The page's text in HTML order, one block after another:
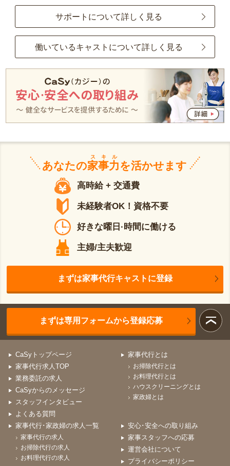
サポートについて詳しく見る
働いているキャストについて詳しく見る
あなたの家事力
スキル
を活かせます
高時給 + 交通費
未経験者OK！資格不要
好きな曜日·時間に働ける
主婦/主夫歓迎
まずは家事代行キャストに登録
まずは専用フォームから登録応募
CaSyトップページ
家事代行求人TOP
業務委託の求人
CaSyからのメッセージ
スタッフインタビュー
よくある質問
家事代行とは
お掃除代行とは
お料理代行とは
ハウスクリーニングとは
家政婦とは
家事代行･家政婦の求人一覧
家事代行の求人
お掃除代行の求人
お料理代行の求人
安心･安全への取り組み
家事スタッフへの応募
運営会社について
プライバシーポリシー